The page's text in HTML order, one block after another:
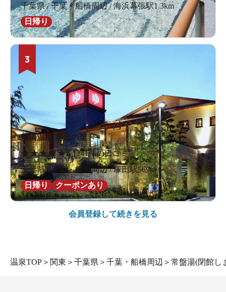
千葉県 / 千葉・船橋周辺 / 海浜幕張駅1.3km
日帰り
3
船橋温泉 湯楽の里
★★★★★4.1241件の口コミ
千葉県 / 千葉・船橋周辺 / 塚田駅569m
日帰り
クーポンあり
会員登録して続きを見る
温泉TOP ＞ 関東 ＞ 千葉県 ＞ 千葉・船橋周辺 ＞ 常盤湯(閉館し